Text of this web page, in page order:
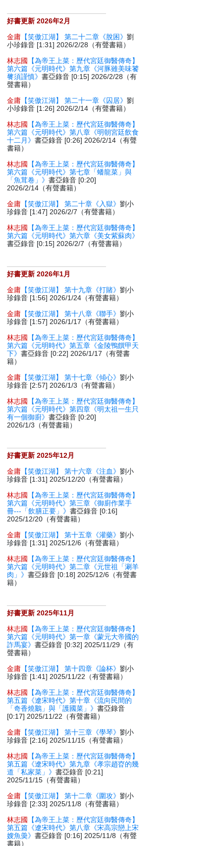
好書更新 2026年2月
金庸 【笑傲江湖】 第二十二章《脫困》劉
小珍錄音 [1:31] 2026/2/28（有聲書籍）
林志國
【為帝王上菜：歷代宮廷御醫傳奇】
第六篇《元明時代》第九章《河豚雖美味饕
餮須謹慎》書亞錄音 [0:15] 2026/2/28（有
聲書籍）
金庸 【笑傲江湖】 第二十一章《囚居》劉
小珍錄音 [1:26] 2026/2/14（有聲書籍）
林志國
【為帝王上菜：歷代宮廷御醫傳奇】
第六篇《元明時代》第八章《明朝宮廷飲食
十二月》書亞錄音 [0:26] 2026/2/14（有聲
書籍）
林志國
【為帝王上菜：歷代宮廷御醫傳奇】
第六篇《元明時代》第七章「蟠龍菜」與
「魚茸卷」》書亞錄音 [0:20]
2026/2/14（有聲書籍）
金庸 【笑傲江湖】 第二十章《入獄》劉小
珍錄音 [1:47] 2026/2/7（有聲書籍）
林志國
【為帝王上菜：歷代宮廷御醫傳奇】
第六篇《元明時代》第六章《美女紫蘇肉》
書亞錄音 [0:15] 2026/2/7（有聲書籍）
好書更新 2026年1月
金庸 【笑傲江湖】 第十九章《打賭》劉小
珍錄音 [1:56] 2026/1/24（有聲書籍）
金庸 【笑傲江湖】 第十八章《聯手》劉小
珍錄音 [1:57] 2026/1/17（有聲書籍）
林志國
【為帝王上菜：歷代宮廷御醫傳奇】
第六篇《元明時代》第五章《金陵鴨饌甲天
下》書亞錄音 [0:22] 2026/1/17（有聲書
籍）
金庸 【笑傲江湖】 第十七章《傾心》劉小
珍錄音 [2:57] 2026/1/3（有聲書籍）
林志國
【為帝王上菜：歷代宮廷御醫傳奇】
第六篇《元明時代》第四章《明太祖一生只
有一個御廚》書亞錄音 [0:20]
2026/1/3（有聲書籍）
好書更新 2025年12月
金庸 【笑傲江湖】 第十六章《注血》劉小
珍錄音 [1:31] 2025/12/20（有聲書籍）
林志國
【為帝王上菜：歷代宮廷御醫傳奇】
第六篇《元明時代》第三章《御廚作業手
冊---「飲膳正要」》書亞錄音 [0:16]
2025/12/20（有聲書籍）
金庸 【笑傲江湖】 第十五章《灌藥》劉小
珍錄音 [1:31] 2025/12/6（有聲書籍）
林志國
【為帝王上菜：歷代宮廷御醫傳奇】
第六篇《元明時代》第二章《元世祖「涮羊
肉」》書亞錄音 [0:18] 2025/12/6（有聲書
籍）
好書更新 2025年11月
林志國
【為帝王上菜：歷代宮廷御醫傳奇】
第六篇《元明時代》第一章《蒙元大帝國的
詐馬宴》書亞錄音 [0:32] 2025/11/29（有
聲書籍）
金庸 【笑傲江湖】 第十四章《論杯》劉小
珍錄音 [1:41] 2025/11/22（有聲書籍）
林志國
【為帝王上菜：歷代宮廷御醫傳奇】
第五篇《遼宋時代》第十章《流向民間的
「奇香燒鵝」與「護國菜」》書亞錄音
[0:17] 2025/11/22（有聲書籍）
金庸 【笑傲江湖】 第十三章《學琴》劉小
珍錄音 [2:16] 2025/11/15（有聲書籍）
林志國
【為帝王上菜：歷代宮廷御醫傳奇】
第五篇《遼宋時代》第九章《孝宗趙昚的幾
道「私家菜」》書亞錄音 [0:21]
2025/11/15（有聲書籍）
金庸 【笑傲江湖】 第十二章《圍攻》劉小
珍錄音 [2:33] 2025/11/8（有聲書籍）
林志國
【為帝王上菜：歷代宮廷御醫傳奇】
第五篇《遼宋時代》第八章《宋高宗戀上宋
嫂魚羮》書亞錄音 [0:16] 2025/11/8（有聲
書籍）